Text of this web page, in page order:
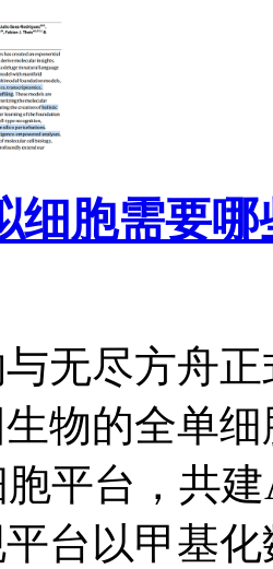
细胞需要
无尽方舟
物的全单
平台，共
台以甲基化